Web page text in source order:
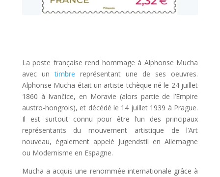
La poste française rend hommage à Alphonse Mucha
avec untimbre représentant une de ses oeuvres.
Alphonse Mucha était un artiste tchèque né le 24 juillet
1860 à Ivančice, en Moravie (alors partie de l’Empire
austro-hongrois), et décédé le 14 juillet 1939 à Prague.
Il est surtout connu pour être l’un des principaux
représentants du mouvement artistique de l’Art
nouveau, également appelé Jugendstil en Allemagne
ou Modernisme en Espagne.
Mucha a acquis une renommée internationale grâce à